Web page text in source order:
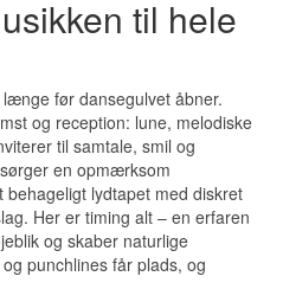
til hele
før dansegulvet åbner.
og reception: lune, melodiske
til samtale, smil og
en opmærksom
behageligt lydtapet med diskret
Her er timing alt – en erfaren
og skaber naturlige
punchlines får plads, og